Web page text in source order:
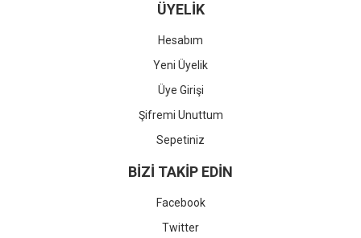
ÜYELİK
Hesabım
Yeni Üyelik
Üye Girişi
Şifremi Unuttum
Sepetiniz
BİZİ TAKİP EDİN
Facebook
Twitter